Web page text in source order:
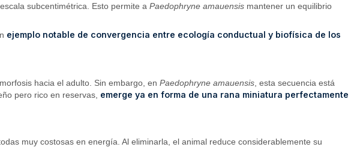
subcentimétrica. Esto permite aPaedophryne amauensis mantener un equilibrio
ejemplo notable de convergencia entre ecología conductual y biofísica de los
hacia el adulto. Sin embargo, enPaedophryne amauensis, esta secuencia está
pero rico en reservas, emerge ya en forma de una rana miniatura perfectamente
muy costosas en energía. Al eliminarla, el animal reduce considerablemente su